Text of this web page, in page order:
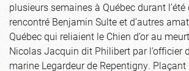
plusieurs semaines à Québec durant
rencontré Benjamin Sulte et d’autres
Québec qui reliaient le Chien d’or au
Nicolas Jacquin dit Philibert par l’officier
marine Legardeur de Repentigny.